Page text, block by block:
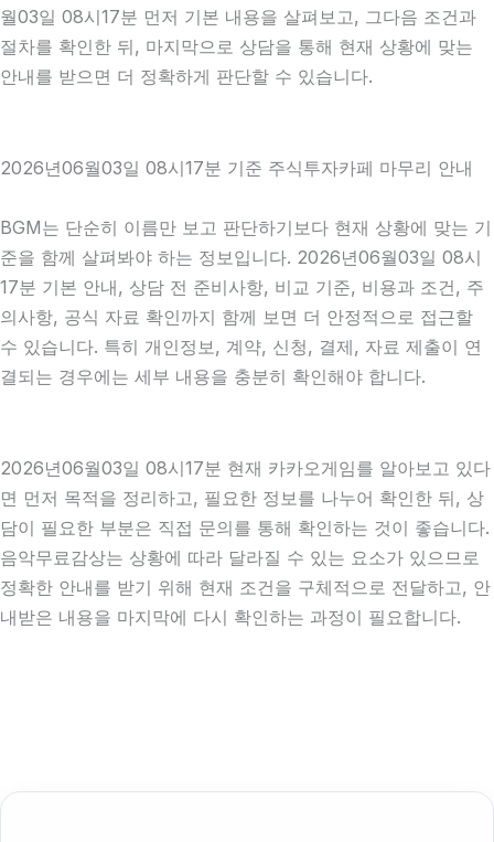
월03일 08시17분 먼저 기본 내용을 살펴보고, 그다음 조건과
절차를 확인한 뒤, 마지막으로 상담을 통해 현재 상황에 맞는
안내를 받으면 더 정확하게 판단할 수 있습니다.
2026년06월03일 08시17분 기준 주식투자카페 마무리 안내
BGM는 단순히 이름만 보고 판단하기보다 현재 상황에 맞는 기
준을 함께 살펴봐야 하는 정보입니다. 2026년06월03일 08시
17분 기본 안내, 상담 전 준비사항, 비교 기준, 비용과 조건, 주
의사항, 공식 자료 확인까지 함께 보면 더 안정적으로 접근할
수 있습니다. 특히 개인정보, 계약, 신청, 결제, 자료 제출이 연
결되는 경우에는 세부 내용을 충분히 확인해야 합니다.
2026년06월03일 08시17분 현재 카카오게임를 알아보고 있다
면 먼저 목적을 정리하고, 필요한 정보를 나누어 확인한 뒤, 상
담이 필요한 부분은 직접 문의를 통해 확인하는 것이 좋습니다.
음악무료감상는 상황에 따라 달라질 수 있는 요소가 있으므로
정확한 안내를 받기 위해 현재 조건을 구체적으로 전달하고, 안
내받은 내용을 마지막에 다시 확인하는 과정이 필요합니다.